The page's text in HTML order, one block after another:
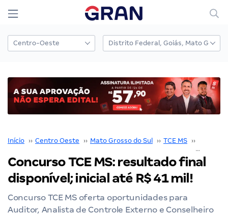
Início ›› Centro Oeste ›› Mato Grosso do Sul ›› TCE MS ››
Concurso TCE MS: resultado final
disponível; inicial até R$ 41 mil!
Concurso TCE MS oferta oportunidades para
Auditor, Analista de Controle Externo e Conselheiro